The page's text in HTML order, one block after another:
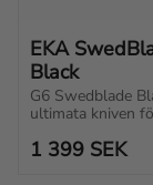
EKA
Black
G6 Swedblade
ultimata kniven
bukblad på
1 399 SEK